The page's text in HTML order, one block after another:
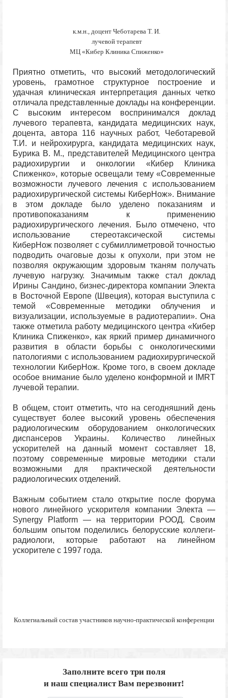
к.м.н., доцент Чеботарева Т. И.
лучевой терапевт
МЦ «Кибер Клиника Спиженко»
Приятно отметить, что высокий методологический
уровень, грамотное структурное построение и
удачная клиническая интерпретация данных четко
отличала представленные доклады на конференции.
С высоким интересом воспринимался доклад
лучевого терапевта, кандидата медицинских наук,
доцента, автора 116 научных работ, Чеботаревой
Т.И. и нейрохирурга, кандидата медицинских наук,
Бурика В. М., представителей Медицинского центра
радиохирургии и онкологии «Кибер Клиника
Спиженко», которые освещали тему «Современные
возможности лучевого лечения с использованием
радиохирургической системы КиберНож». Внимание
в этом докладе было уделено показаниям и
противопоказаниям к применению
радиохирургического лечения. Было отмечено, что
использование стереотаксической системы
КиберНож позволяет с субмиллиметровой точностью
подводить очаговые дозы к опухоли, при этом не
позволяя окружающим здоровым тканям получать
лучевую нагрузку. Значимым также стал доклад
Ирины Сандино, бизнес-директора компании Электа
в Восточной Европе (Швеция), которая выступила с
темой «Современные методики облучения и
визуализации, используемые в радиотерапии». Она
также отметила работу медицинского центра «Кибер
Клиника Спиженко», как яркий пример динамичного
развития в области борьбы с онкологическими
патологиями с использованием радиохирургической
технологии КиберНож. Кроме того, в своем докладе
особое внимание было уделено конформной и IMRT
лучевой терапии.
В общем, стоит отметить, что на сегодняшний день
существует более высокий уровень обеспечения
радиологическим оборудованием онкологических
диспансеров Украины. Количество линейных
ускорителей на данный момент составляет 18,
поэтому современные мировые методики стали
возможными для практической деятельности
радиологических отделений.
Важным событием стало открытие после форума
нового линейного ускорителя компании Электа —
Synergy Platform — на территории РООД. Своим
большим опытом поделились белорусские коллеги-
радиологи, которые работают на линейном
ускорителе с 1997 года.
Коллегиальный состав участников научно-практической конференции
Заполните всего три поля
и наш специалист Вам перезвонит!